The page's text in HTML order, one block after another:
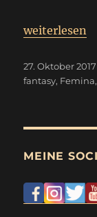
„Femina
weiterlesen
Veröffentlicht
am
27. Oktober 2017
fantasy, Femina,
MEINE